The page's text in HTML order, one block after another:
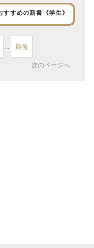
すすめの新書《学生》
... 最後
次のページへ